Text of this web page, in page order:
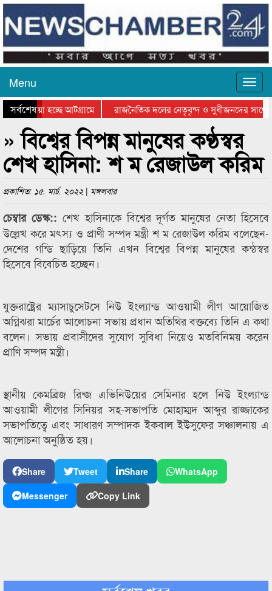
Menu
সর্বশেষ
যাওয়া হচ্ছে আটগ্রামে
রাজনৈতিক দলের নেতৃবৃন্দ ও সুধীজনদের সাথে
পুরস্কার বিতরণ সম্পন্ন
সিলেটে বাংলাদেশ গ্রুপ থিয়েটার
» বিশ্বের বিপন্ন মানুষের কণ্ঠস্বর
শেখ হাসিনা: শ ম রেজাউল করিম
প্রকাশিত: ১৫. মার্চ. ২০২২ | মঙ্গলবার
চেম্বার ডেস্ক:: শেখ হাসিনাকে বিশ্বের দূর্গত মানুষের নেতা হিসেবে
উল্লেখ করে মৎস্য ও প্রাণী সম্পদ মন্ত্রী শ ম রেজাউল করিম বলেছেন-
দেশের গন্ডি ছাড়িয়ে তিনি এখন বিশ্বের বিপন্ন মানুষের কন্ঠস্বর
হিসেবে বিবেচিত হচ্ছেন।
যুক্তরাষ্ট্রের ম্যাসাচুসেটসে নিউ ইংল্যান্ড আওয়ামী লীগ আয়োজিত
অগ্নিঝরা মার্চের আলোচনা সভায় প্রধান অতিথির বক্তব্যে তিনি এ কথা
বলেন। সভায় প্রবাসীদের সুযোগ সুবিধা নিয়েও মতবিনিময় করেন
প্রাণি সম্পদ মন্ত্রী।
স্থানীয় কেমব্রিজ রিন্জ এভিনিউয়ের সেমিনার হলে নিউ ইংল্যান্ড
আওয়ামী লীগের সিনিয়র সহ-সভাপতি মোহাম্মদ আব্দুর রাজ্জাকের
সভাপতিত্বে এবং সাধারণ সম্পাদক ইকবাল ইউসুফের সঞ্চালনায় এ
আলোচনা অনুষ্ঠিত হয়।
Share Tweet Share
WhatsApp
Messenger
Copy Link